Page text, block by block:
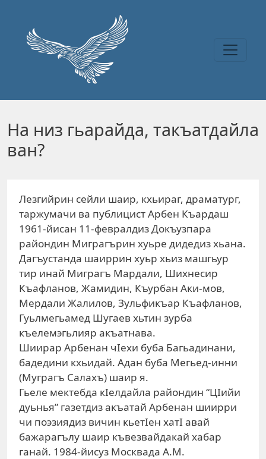
На низ гьарайда, такъатдайла
ван?
Лезгийрин сейли шаир, кхьираг, драматург,
таржумачи ва публицист Арбен Къардаш
1961-йисан 11-февралдиз Докъузпара
райондин Миграгърин хуьре дидедиз хьана.
Дагъустанда шаиррин хуьр хьиз машгьур
тир инай Миграгъ Мардали, Шихнесир
Къафланов, Жамидин, Къурбан Аки-мов,
Мердали Жалилов, Зульфикъар Къафланов,
Гуьлмегьамед Шугаев хьтин зурба
къелемэгьлияр акъатнава.
Шиирар Арбенан чIехи буба Багьадинани,
бадедини кхьидай. Адан буба Мегьед-инни
(Муграгъ Салахъ) шаир я.
Гьеле мектебда кIелдайла райондин “ЦIийи
дуьнья” газетдиз акъатай Арбенан шиирри
чи поэзиядиз вичин кьетIен хатI авай
бажарагълу шаир къвезвайдакай хабар
ганай. 1984-йисуз Москвада А.М.